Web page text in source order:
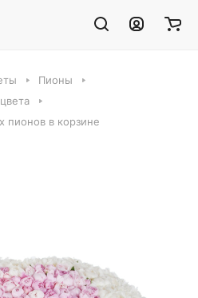
Пионы
пионов в корзине